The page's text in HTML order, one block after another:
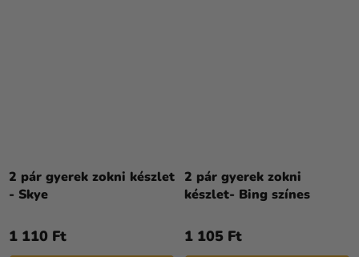
2 pár gyerek zokni készlet
- Skye
1 110 Ft
2 pár gyerek zokni
készlet- Bing színes
1 105 Ft